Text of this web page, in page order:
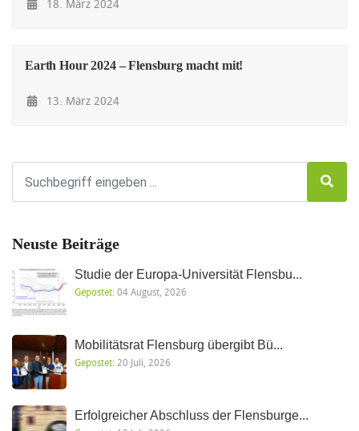
18. März 2024
Earth Hour 2024 – Flensburg macht mit!
13. März 2024
Neuste Beiträge
Studie der Europa-Universität Flensbu...
Gepostet:04 August, 2026
Mobilitätsrat Flensburg übergibt Bü...
Gepostet:20 Juli, 2026
Erfolgreicher Abschluss der Flensburge...